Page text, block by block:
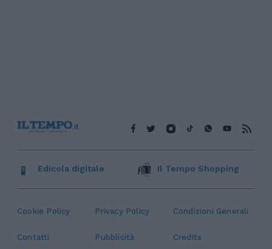
Cookie Policy Privacy Policy Condizioni Generali
Contatti Pubblicità Credits
Edicola digitale Il Tempo Shopping